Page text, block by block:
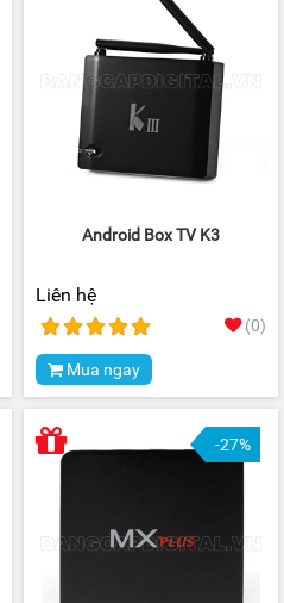
Android Box TV K3
Liên hệ
(0)
Mua ngay
-27%